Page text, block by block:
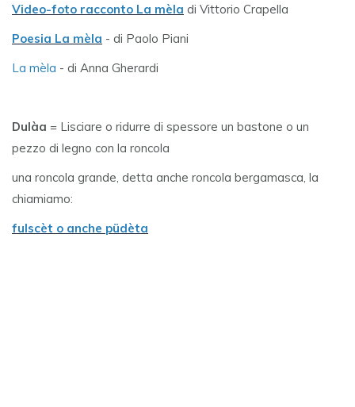
Video-foto racconto La mèla di Vittorio Crapella
Poesia La mèla - di Paolo Piani
La mèla - di Anna Gherardi
Dulàa = Lisciare o ridurre di spessore un bastone o un
pezzo di legno con la roncola
una roncola grande, detta anche roncola bergamasca, la
chiamiamo:
fulscèt o anche püdèta